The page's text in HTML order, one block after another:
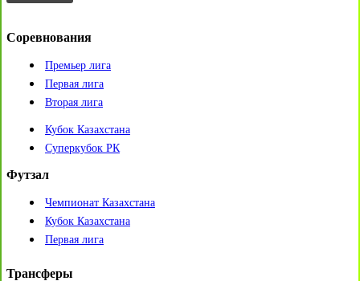
Соревнования
Премьер лига
Первая лига
Вторая лига
Кубок Казахстана
Суперкубок РК
Футзал
Чемпионат Казахстана
Кубок Казахстана
Первая лига
Трансферы